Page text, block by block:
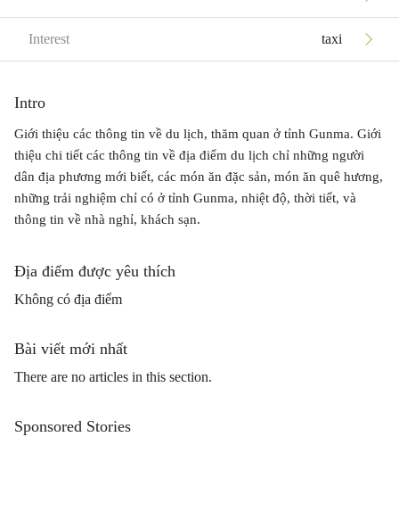
Interest taxi
Intro
Giới thiệu các thông tin về du lịch, thăm quan ở tỉnh Gunma. Giới
thiệu chi tiết các thông tin về địa điểm du lịch chỉ những người
dân địa phương mới biết, các món ăn đặc sản, món ăn quê hương,
những trải nghiệm chỉ có ở tỉnh Gunma, nhiệt độ, thời tiết, và
thông tin về nhà nghỉ, khách sạn.
Địa điểm được yêu thích
Không có địa điểm
Bài viết mới nhất
There are no articles in this section.
Sponsored Stories